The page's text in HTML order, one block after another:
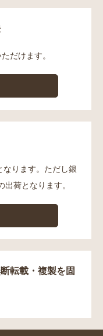
だけます。
なります。ただし銀
荷となります。
転載・複製を固